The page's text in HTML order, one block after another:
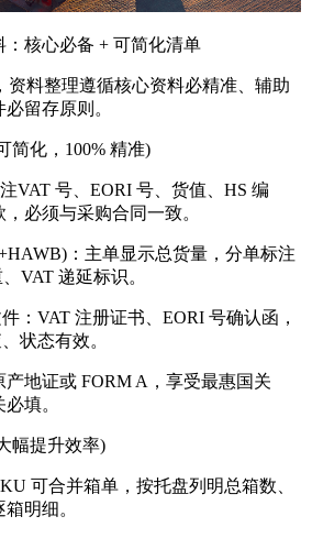
核心必备 + 可简化清单
料整理遵循核心资料必精准、辅助
留存原则。
化，100% 精准)
号、EORI 号、货值、HS 编
必须与采购合同一致。
：主单显示总货量，分单标注
VAT 递延标识。
VAT 注册证书、EORI 号确认函，
状态有效。
地证或 FORM A，享受最惠国关
填。
提升效率)
可合并箱单，按托盘列明总箱数、
明细。